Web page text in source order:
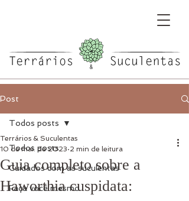
Post
Todos posts
Cuidados com as suculentas
Faça você mesmo
Todos posts
Guia completo sobre a
Haworthia cuspidata:
Terrários & Suculentas
10 de mai. de 2023 2 min de leitura